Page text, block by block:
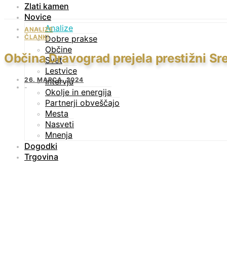
Zlati kamen
Novice
Analize
Dobre prakse
Občine
Svet
Lestvice
Intervju
Okolje in energija
Partnerji obveščajo
Mesta
Nasveti
Mnenja
Dogodki
Trgovina
ANALIZE
ČLANKI
Občina Dravograd prejela prestižni
26. MARCA, 2024